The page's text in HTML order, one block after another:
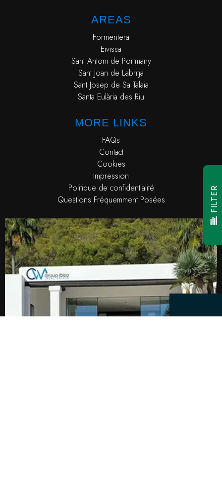
AREAS
Formentera
Eivissa
Sant Antoni de Portmany
Sant Joan de Labritja
Sant Josep de Sa Talaia
Santa Eulària des Riu
MORE LINKS
FAQs
Contact
Cookies
Impression
Politique de confidentialité
Questions Fréquemment Posées
FILTER